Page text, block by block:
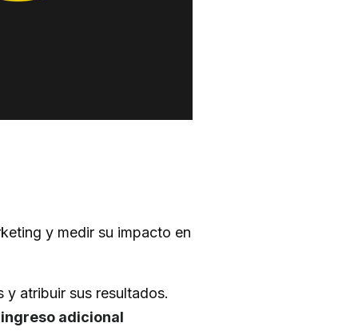
y medir su impacto en
y atribuir sus resultados.
adicional